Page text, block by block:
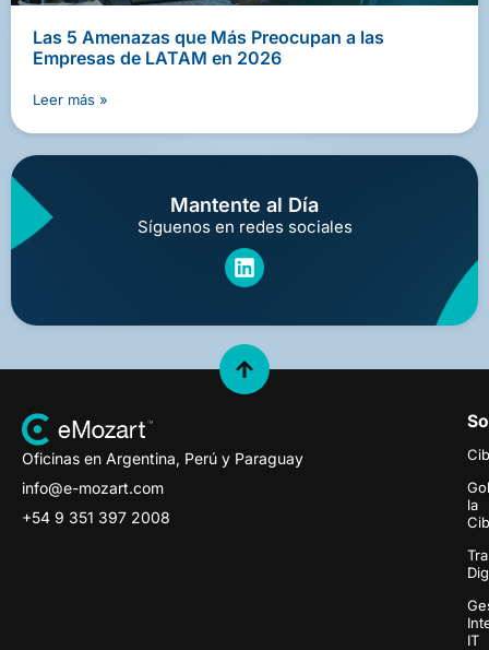
Las 5 Amenazas que Más Preocupan a las
Empresas de LATAM en 2026
Leer más »
Mantente al Día
Síguenos en redes sociales
Oficinas en Argentina, Perú y Paraguay
info@e-mozart.com
+54 9 351 397 2008
la
IT